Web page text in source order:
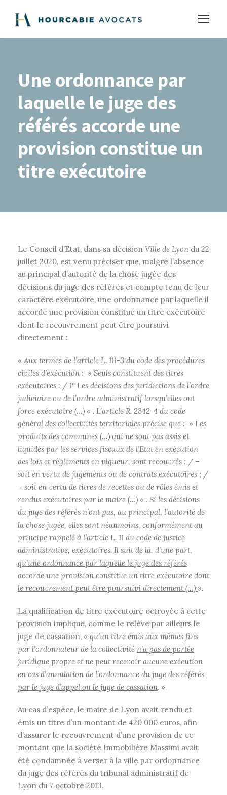
Une ordonnance par
laquelle le juge des
référés accorde une
provision constitue un
titre exécutoire
Le Conseil d’Etat, dans sa décision Ville de Lyon du 22
juillet 2020, est venu préciser que, malgré l’absence
au principal d’autorité de la chose jugée des
décisions du juge des référés et compte tenu de leur
caractère exécutoire, une ordonnance par laquelle il
accorde une provision constitue un titre exécutoire
dont le recouvrement peut être poursuivi
directement :
« Aux termes de l’article L. 111-3 du code des procédures
civiles d’exécution : » Seuls constituent des titres
exécutoires : / 1° Les décisions des juridictions de l’ordre
judiciaire ou de l’ordre administratif lorsqu’elles ont
force exécutoire (…) « . L’article R. 2342-4 du code
général des collectivités territoriales précise que : » Les
produits des communes (…) qui ne sont pas assis et
liquidés par les services fiscaux de l’Etat en exécution
des lois et règlements en vigueur, sont recouvrés : / –
soit en vertu de jugements ou de contrats exécutoires ; /
– soit en vertu de titres de recettes ou de rôles émis et
rendus exécutoires par le maire (…) « . Si les décisions
du juge des référés n’ont pas, au principal, l’autorité de
la chose jugée, elles sont néanmoins, conformément au
principe rappelé à l’article L. 11 du code de justice
administrative, exécutoires. Il suit de là, d’une part,
qu’une ordonnance par laquelle le juge des référés
accorde une provision constitue un titre exécutoire dont
le recouvrement peut être poursuivi directement (…) ».
La qualification de titre exécutoire octroyée à cette
provision implique, comme le relève par ailleurs le
juge de cassation, « qu’un titre émis aux mêmes fins
par l’ordonnateur de la collectivité n’a pas de portée
juridique propre et ne peut recevoir aucune exécution
en cas d’annulation de l’ordonnance du juge des référés
par le juge d’appel ou le juge de cassation. ».
Au cas d’espèce, le maire de Lyon avait rendu et
émis un titre d’un montant de 420 000 euros, afin
d’assurer le recouvrement d’une provision de ce
montant que la société Immobilière Massimi avait
été condamnée à verser à la ville par ordonnance
du juge des référés du tribunal administratif de
Lyon du 7 octobre 2013.